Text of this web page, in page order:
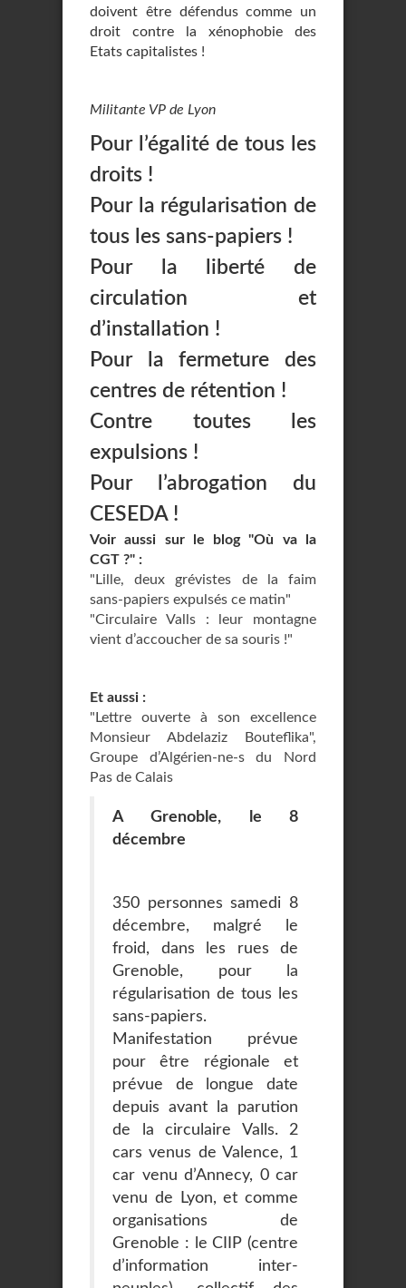
doivent être défendus comme un
droit contre la xénophobie des
Etats capitalistes !
Militante VP de Lyon
Pour l’égalité de tous les
droits !
Pour la régularisation de
tous les sans-papiers !
Pour la liberté de
circulation et
d’installation !
Pour la fermeture des
centres de rétention !
Contre toutes les
expulsions !
Pour l’abrogation du
CESEDA !
Voir aussi sur le blog "Où va la
CGT ?" :
"Lille, deux grévistes de la faim
sans-papiers expulsés ce matin"
"Circulaire Valls : leur montagne
vient d’accoucher de sa souris !"
Et aussi :
"Lettre ouverte à son excellence
Monsieur Abdelaziz Bouteflika",
Groupe d’Algérien-ne-s du Nord
Pas de Calais
A Grenoble, le 8
décembre
350 personnes samedi 8
décembre, malgré le
froid, dans les rues de
Grenoble, pour la
régularisation de tous les
sans-papiers.
Manifestation prévue
pour être régionale et
prévue de longue date
depuis avant la parution
de la circulaire Valls. 2
cars venus de Valence, 1
car venu d’Annecy, 0 car
venu de Lyon, et comme
organisations de
Grenoble : le CIIP (centre
d’information inter-